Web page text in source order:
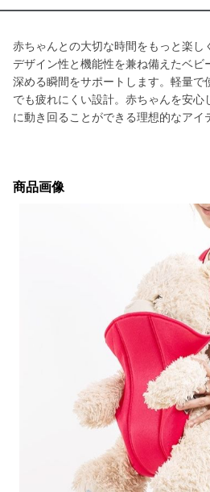
赤ちゃんとの大切な時間をもっと楽し
デザイン性と機能性を兼ね備えたベビ
深める瞬間をサポートします。軽量で
でも疲れにくい設計。赤ちゃんを安心
に動き回ることができる理想的なアイ
商品画像